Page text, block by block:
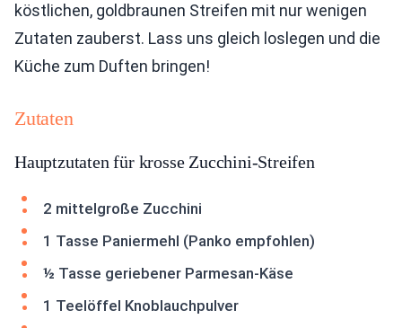
köstlichen, goldbraunen Streifen mit nur wenigen
Zutaten zauberst. Lass uns gleich loslegen und die
Küche zum Duften bringen!
Zutaten
Hauptzutaten für krosse Zucchini-Streifen
2 mittelgroße Zucchini
1 Tasse Paniermehl (Panko empfohlen)
½ Tasse geriebener Parmesan-Käse
1 Teelöffel Knoblauchpulver